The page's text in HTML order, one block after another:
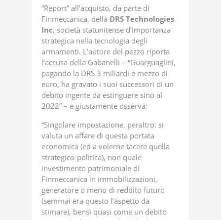
“Report” all’acquisto, da parte di
Finmeccanica, della DRS Technologies
Inc, società statunitense d’importanza
strategica nella tecnologia degli
armamenti. L’autore del pezzo riporta
l’accusa della Gabanelli – “Guarguaglini,
pagando la DRS 3 miliardi e mezzo di
euro, ha gravato i suoi successori di un
debito ingente da estinguere sino al
2022” – e giustamente osserva:
“Singolare impostazione, peraltro: si
valuta un affare di questa portata
economica (ed a volerne tacere quella
strategico-politica), non quale
investimento patrimoniale di
Finmeccanica in immobilizzazioni,
generatore o meno di reddito futuro
(semmai era questo l’aspetto da
stimare), bensì quasi come un debito